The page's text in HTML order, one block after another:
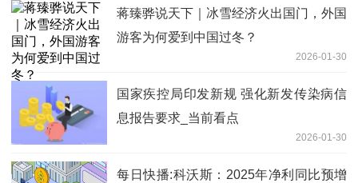
蒋臻骅说天下｜冰雪经济火出国门，外国
游客为何爱到中国过冬？
2026-01-30
国家疾控局印发新规 强化新发传染病信
息报告要求_当前看点
2026-01-30
每日快播:科沃斯：2025年净利同比预增